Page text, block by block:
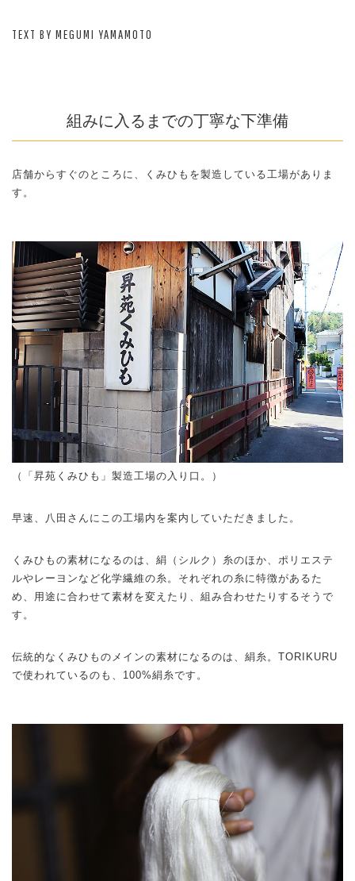
TEXT BY MEGUMI YAMAMOTO
組みに入るまでの丁寧な下準備
店舗からすぐのところに、くみひもを製造している工場がありま
す。
（「昇苑くみひも」製造工場の入り口。）
早速、八田さんにこの工場内を案内していただきました。
くみひもの素材になるのは、絹（シルク）糸のほか、ポリエステ
ルやレーヨンなど化学繊維の糸。それぞれの糸に特徴があるた
め、用途に合わせて素材を変えたり、組み合わせたりするそうで
す。
伝統的なくみひものメインの素材になるのは、絹糸。TORIKURU
で使われているのも、100%絹糸です。